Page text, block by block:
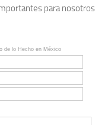
para nosotros